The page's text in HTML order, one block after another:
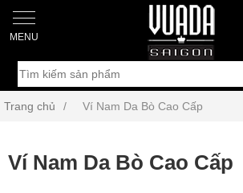
MENU
Trang chủ / Ví Nam Da Bò Cao Cấp
Ví Nam Da Bò Cao Cấp